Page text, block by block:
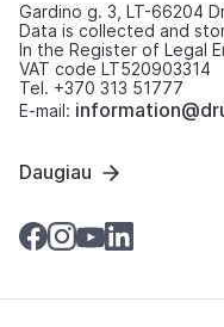
Gardino g. 3, LT-66204
Data is collected and
In the Register of Legal
VAT code LT520903314
Tel. +370 313 51777
E-mail:
Daugiau